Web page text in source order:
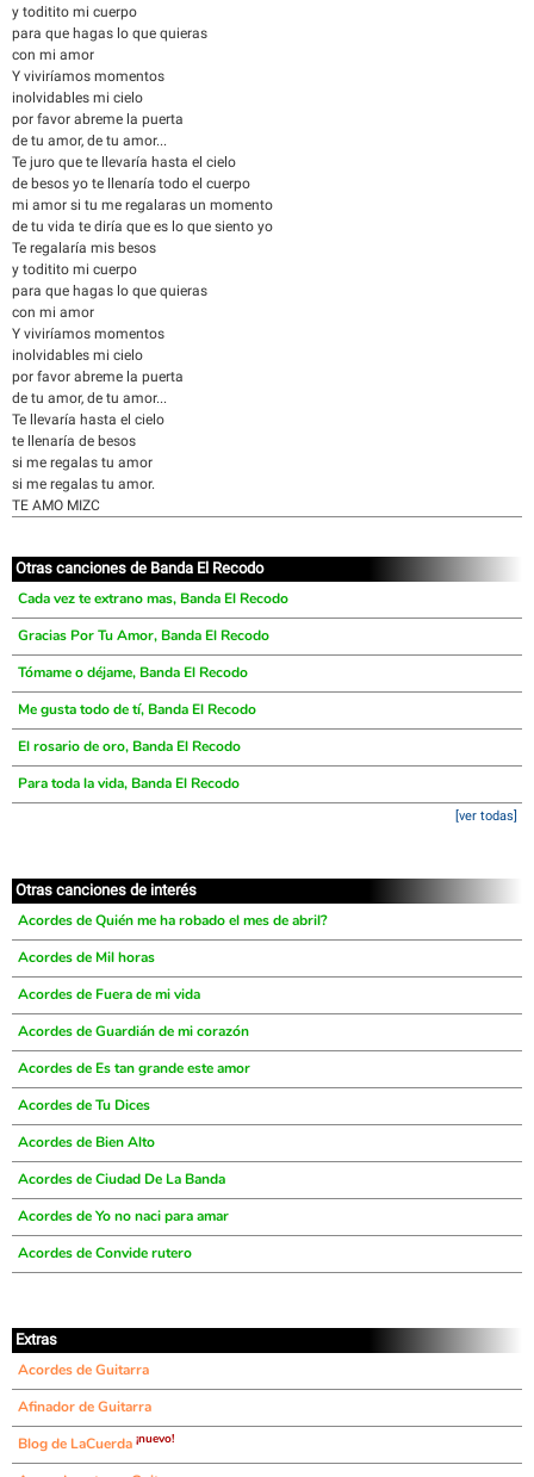
y toditito mi cuerpo
para que hagas lo que quieras
con mi amor
Y viviríamos momentos
inolvidables mi cielo
por favor abreme la puerta
de tu amor, de tu amor...
Te juro que te llevaría hasta el cielo
de besos yo te llenaría todo el cuerpo
mi amor si tu me regalaras un momento
de tu vida te diría que es lo que siento yo
Te regalaría mis besos
y toditito mi cuerpo
para que hagas lo que quieras
con mi amor
Y viviríamos momentos
inolvidables mi cielo
por favor abreme la puerta
de tu amor, de tu amor...
Te llevaría hasta el cielo
te llenaría de besos
si me regalas tu amor
si me regalas tu amor.
TE AMO MIZC
Otras canciones de Banda El Recodo
Cada vez te extrano mas, Banda El Recodo
Gracias Por Tu Amor, Banda El Recodo
Tómame o déjame, Banda El Recodo
Me gusta todo de tí, Banda El Recodo
El rosario de oro, Banda El Recodo
Para toda la vida, Banda El Recodo
[ver todas]
Otras canciones de interés
Acordes de Quién me ha robado el mes de abril?
Acordes de Mil horas
Acordes de Fuera de mi vida
Acordes de Guardián de mi corazón
Acordes de Es tan grande este amor
Acordes de Tu Dices
Acordes de Bien Alto
Acordes de Ciudad De La Banda
Acordes de Yo no naci para amar
Acordes de Convide rutero
Extras
Acordes de Guitarra
Afinador de Guitarra
Blog de LaCuerda ¡nuevo!